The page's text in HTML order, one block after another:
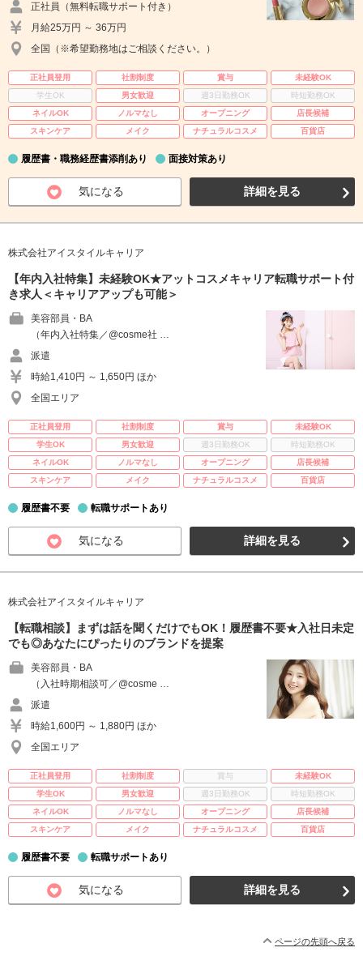
正社員（無料転職サポート付き）
月給25万円 ～ 36万円
全国（※希望勤務地はご相談ください。）
正社員登用 社割制度 賞与
未経験OK
学生OK
男女歓迎 週3日勤務OK
時短勤務OK
ネイルOK
ノルマなし オープニング
店長候補
スキンケア
メイク ナチュラルコスメ 百貨店
履歴書・職務経歴書添削あり 面接対策あり
気になる 詳細を見る
株式会社アイスタイルキャリア
【年内入社特集】未経験OK★アットコスメキャリア転職サポート付
き求人＜キャリアアップも可能＞
美容部員・BA
（年内入社特集／@cosme社 …
派遣
時給1,410円 ～ 1,650円 ほか
全国エリア
正社員登用 社割制度 賞与
未経験OK
学生OK
男女歓迎 週3日勤務OK
時短勤務OK
ネイルOK
ノルマなし オープニング
店長候補
スキンケア
メイク ナチュラルコスメ 百貨店
履歴書不要 転職サポートあり
気になる 詳細を見る
株式会社アイスタイルキャリア
【転職相談】まずは話を聞くだけでもOK！履歴書不要★入社日未定
でも◎あなたにぴったりのブランドを提案
美容部員・BA
（入社時期相談可／@cosme …
派遣
時給1,600円 ～ 1,880円 ほか
全国エリア
正社員登用 社割制度 賞与
未経験OK
学生OK
男女歓迎 週3日勤務OK
時短勤務OK
ネイルOK
ノルマなし オープニング
店長候補
スキンケア
メイク ナチュラルコスメ 百貨店
履歴書不要 転職サポートあり
気になる 詳細を見る
ページの先頭へ戻る